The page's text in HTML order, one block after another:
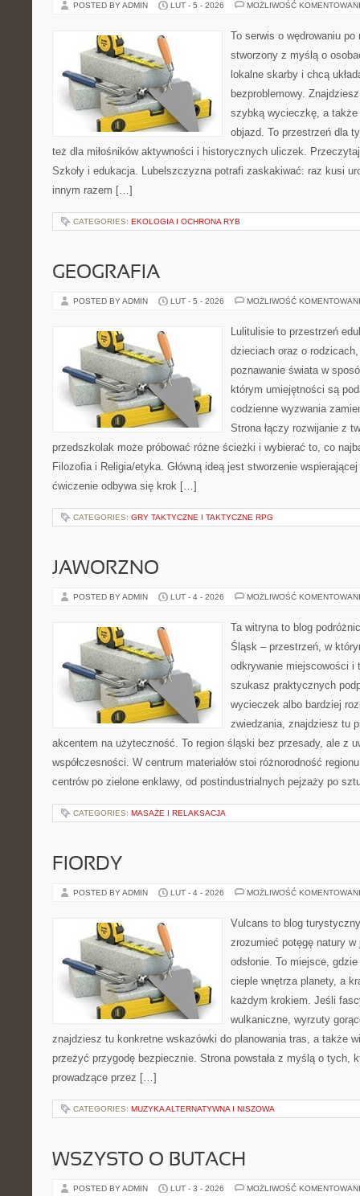
POSTED BY ADMIN LUT - 5 - 2026 MOŻLIWOŚĆ
To serwis o wędrowaniu
stworzony z myślą o
lokalne skarby i chcą
bezproblemowy.
szybką wycieczkę, a także
objazd. To przestrzeń dla
też dla miłośników aktywności i historycznych uliczek.
Szkoły i edukacja. Lubelszczyzna potrafi zaskakiwać: raz kusi
innym razem […]
CATEGORIES: EKOLOGIA I OCHRONA RYB
GEOGRAFIA
POSTED BY ADMIN LUT - 5 - 2026 MOŻLIWOŚĆ
Lulitulisie to przestrzeń
dzieciach oraz o
poznawanie świata w
którym umiejętności są
codzienne wyzwania
Strona łączy rozwijanie z
przedszkolak może próbować różne ścieżki i wybierać to, co
Filozofia i Religia/etyka. Główną ideą jest stworzenie
ćwiczenie odbywa się krok […]
CATEGORIES: GRY TAKTYCZNE I TAKTYCZNE RPG
JAWORZNO
POSTED BY ADMIN LUT - 4 - 2026 MOŻLIWOŚĆ
Ta witryna to blog
Śląsk – przestrzeń, w
odkrywanie miejscowości i
szukasz praktycznych
wycieczek albo bardziej
zwiedzania, znajdziesz tu
akcentem na użyteczność. To region śląski bez przesady, ale z
współczesności. W centrum materiałów stoi różnorodność
centrów po zielone enklawy, od postindustrialnych pejzaży po
CATEGORIES: MASAŻE I RELAKSACJA
FIORDY
POSTED BY ADMIN LUT - 4 - 2026 MOŻLIWOŚĆ
Vulcans to blog
zrozumieć potęgę natury w
odsłonie. To miejsce,
cieple wnętrza planety, a
każdym krokiem. Jeśli
wulkaniczne, wyrzuty
znajdziesz tu konkretne wskazówki do planowania tras, a także
przeżyć przygodę bezpiecznie. Strona powstała z myślą o tych,
prowadzące przez […]
CATEGORIES: MUZYKA ALTERNATYWNA I NISZOWA
WSZYSTO O BUTACH
POSTED BY ADMIN LUT - 3 - 2026 MOŻLIWOŚĆ